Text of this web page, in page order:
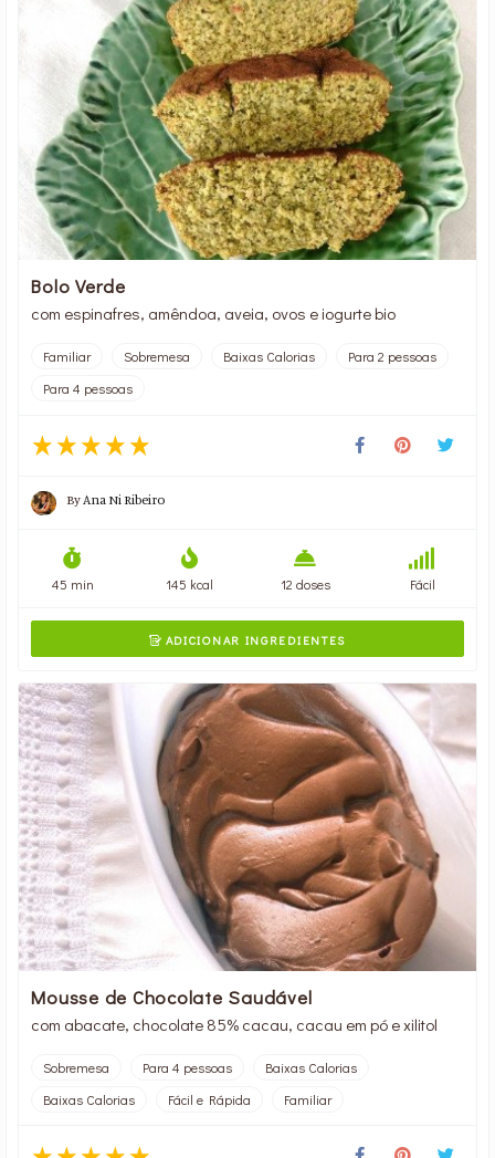
Bolo Verde
com espinafres, amêndoa, aveia, ovos e iogurte bio
Familiar Sobremesa Baixas Calorias
Para 2 pessoas
Para 4 pessoas
ByAna Ni Ribeiro
45 min 145 kcal 12 doses Fácil
ADICIONAR INGREDIENTES
Mousse de Chocolate Saudável
com abacate, chocolate 85% cacau, cacau em pó e xilitol
Sobremesa Para 4 pessoas
Baixas Calorias
Baixas Calorias
Fácil e Rápida Familiar